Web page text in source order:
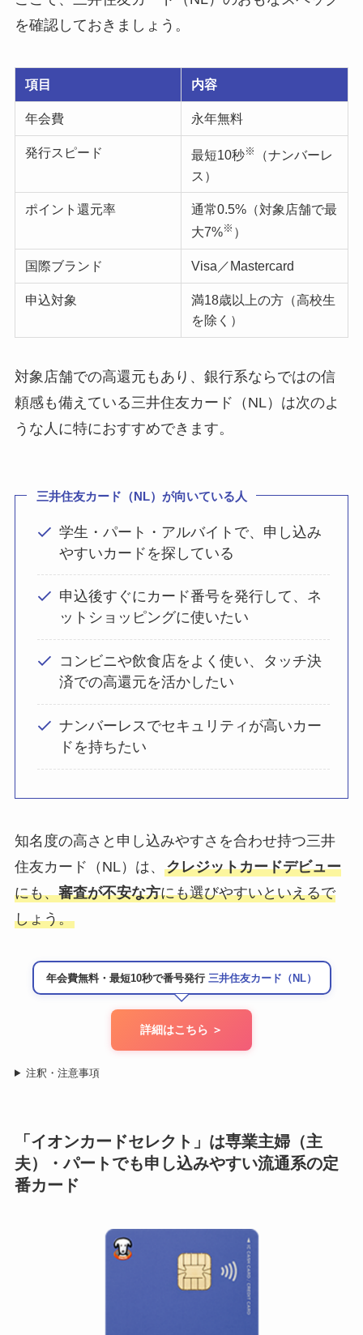
を確認しておきましょう。
項目 内容
年会費 永年無料
発行スピード 最短10秒※
（ナンバーレ
ス）
ポイント還元率
通常0.5%（対象店舗で最
大7%※ ）
国際ブランド Visa／Mastercard
申込対象
満18歳以上の方（高校生
を除く）
対象店舗での高還元もあり、銀行系ならではの信
頼感も備えている三井住友カード（NL）は次のよ
うな人に特におすすめできます。
三井住友カード（NL）が向いている人
学生・パート・アルバイトで、申し込み
やすいカードを探している
申込後すぐにカード番号を発行して、ネ
ットショッピングに使いたい
コンビニや飲食店をよく使い、タッチ決
済での高還元を活かしたい
ナンバーレスでセキュリティが高いカー
ドを持ちたい
知名度の高さと申し込みやすさを合わせ持つ三井
住友カード（NL）は、 クレジットカードデビュー
にも、審査が不安な方にも選びやすいといえるで
しょう。
年会費無料・最短10秒で番号発行 三井住友カード（NL）
詳細はこちら ＞
注釈・注意事項
「イオンカードセレクト」は専業主婦（主
夫）・パートでも申し込みやすい流通系の定
番カード